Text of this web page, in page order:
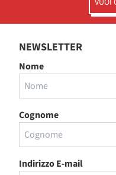
NEWSLETTER
Nome
Cognome
Indirizzo E-mail